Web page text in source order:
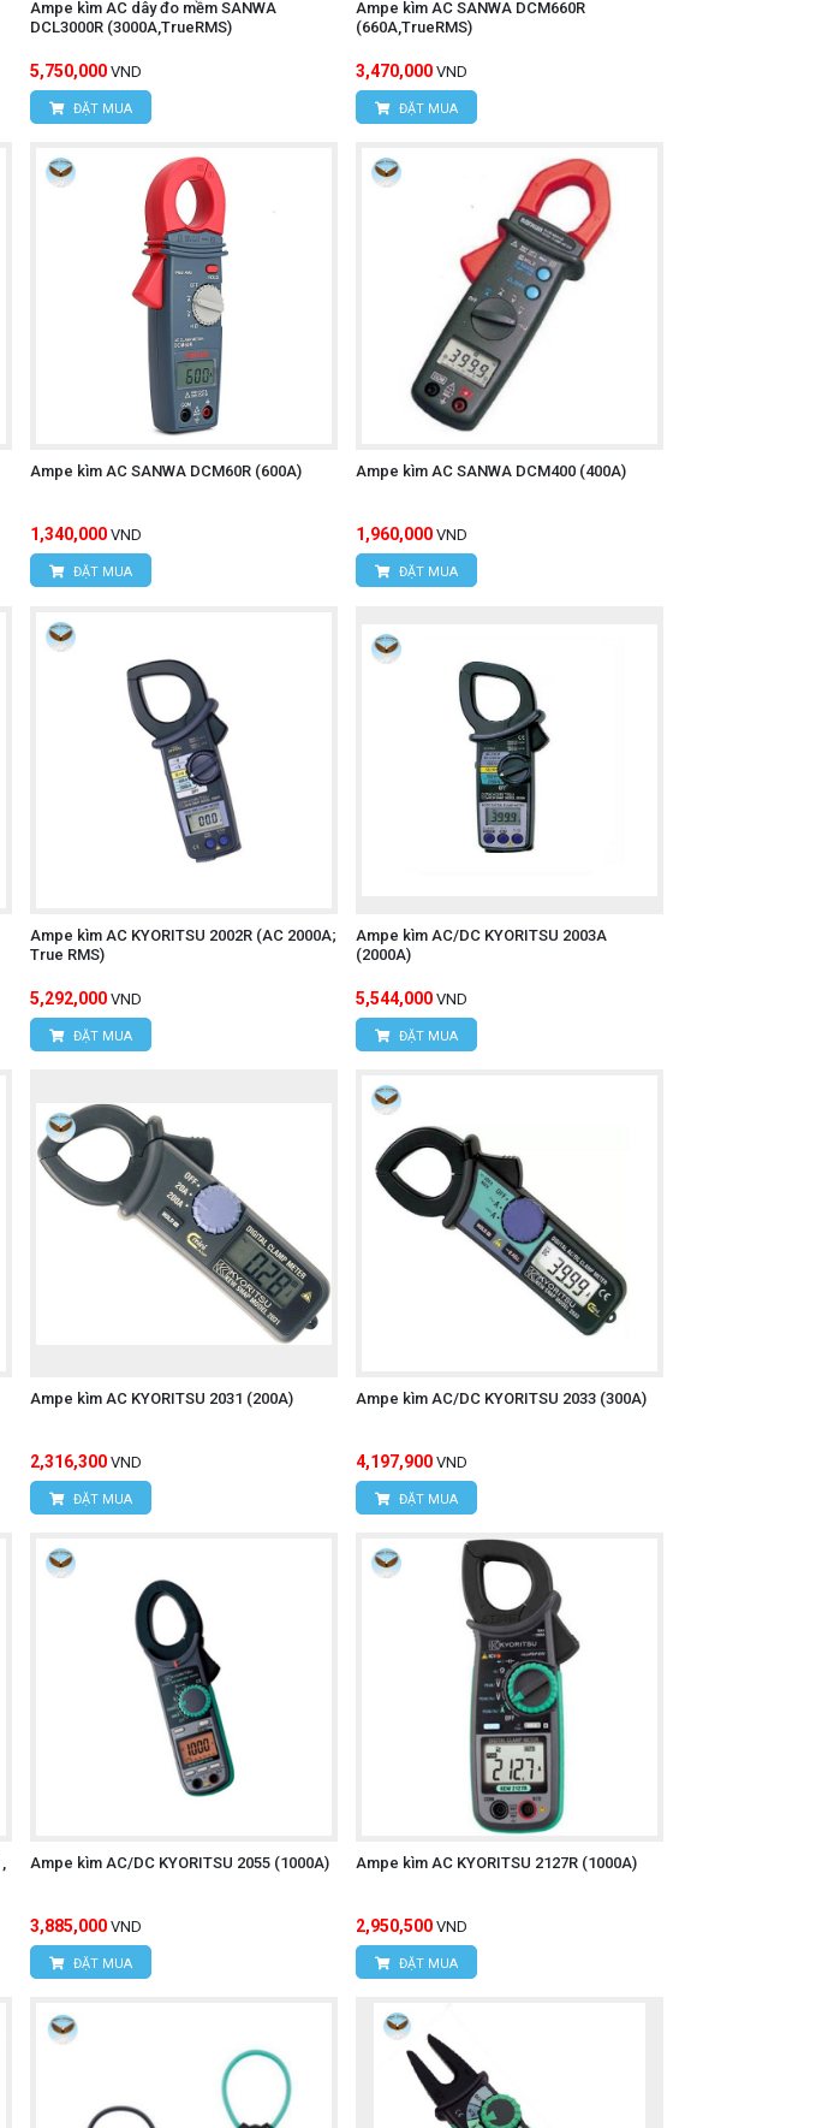
Ampe kìm AC dây đo mềm SANWA
DCL3000R (3000A,TrueRMS)
5,750,000 VND
ĐẶT MUA
Ampe kìm AC SANWA DCM660R
(660A,TrueRMS)
3,470,000 VND
ĐẶT MUA
Ampe kìm AC SANWA DCM60R (600A)
1,340,000 VND
ĐẶT MUA
Ampe kìm AC SANWA DCM400 (400A)
1,960,000 VND
ĐẶT MUA
Ampe kìm AC KYORITSU 2002R (AC 2000A;
True RMS)
5,292,000 VND
ĐẶT MUA
Ampe kìm AC/DC KYORITSU 2003A
(2000A)
5,544,000 VND
ĐẶT MUA
Ampe kìm AC KYORITSU 2031 (200A)
2,316,300 VND
ĐẶT MUA
Ampe kìm AC/DC KYORITSU 2033 (300A)
4,197,900 VND
ĐẶT MUA
Ampe kìm AC/DC KYORITSU 2055 (1000A)
3,885,000 VND
ĐẶT MUA
Ampe kìm AC KYORITSU 2127R (1000A)
2,950,500 VND
ĐẶT MUA